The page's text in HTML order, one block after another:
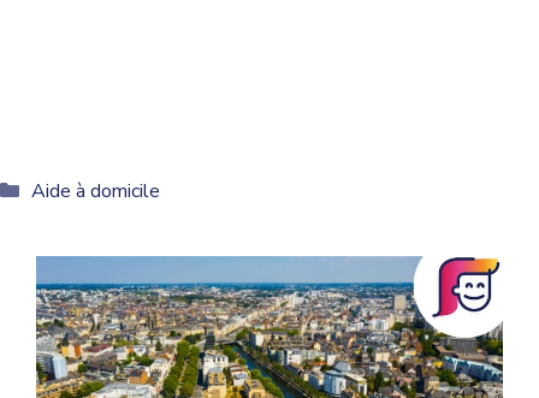
Catégories
Aide à domicile